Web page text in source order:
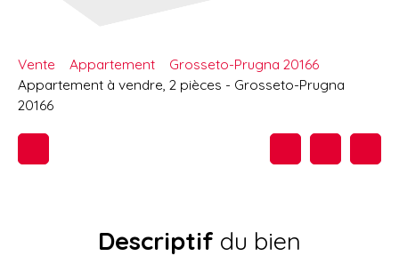
Vente Appartement
Grosseto-Prugna 20166
Appartement à vendre, 2 pièces - Grosseto-Prugna
20166
Descriptif du bien